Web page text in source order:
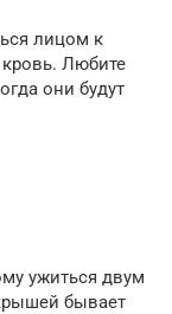
лицом к
кровь. Любите
они будут
ужиться двум
бывает